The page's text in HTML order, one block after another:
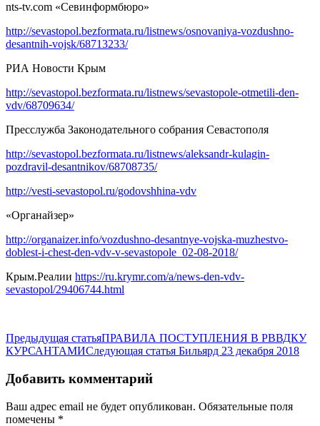
nts-tv.com «Севинформбюро»
http://sevastopol.bezformata.ru/listnews/osnovaniya-vozdushno-
desantnih-vojsk/68713233/
РИА Новости Крым
http://sevastopol.bezformata.ru/listnews/sevastopole-otmetili-den-
vdv/68709634/
Пресслужба Законодательного собрания Севастополя
http://sevastopol.bezformata.ru/listnews/aleksandr-kulagin-
pozdravil-desantnikov/68708735/
http://vesti-sevastopol.ru/godovshhina-vdv
«Органайзер»
http://organaizer.info/vozdushno-desantnye-vojska-muzhestvo-
doblest-i-chest-den-vdv-v-sevastopole_02-08-2018/
Крым.Реалии https://ru.krymr.com/a/news-den-vdv-
sevastopol/29406744.html
Предыдущая статьяПРАВИЛА ПОСТУПЛЕНИЯ В РВВДКУ
КУРСАНТАМИСледующая статья Бильярд 23 декабря 2018
Добавить комментарий
Ваш адрес email не будет опубликован. Обязательные поля
помечены *